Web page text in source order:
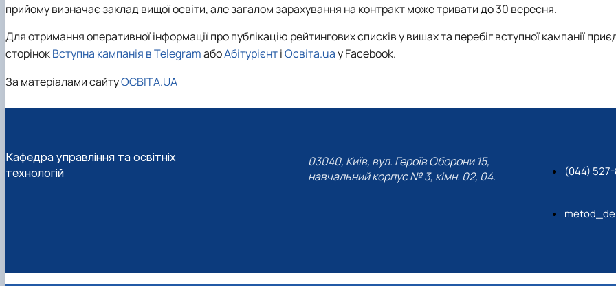
прийому визначає заклад вищої освіти, але загалом зарахування на контракт може тривати до 30 вересня.
Для отримання оперативної інформації про публікацію рейтингових списків у вишах та перебіг вступної кампанії
сторінокВступна кампанія в TelegramабоАбітурієнтіОсвіта.uaу Facebook.
За матеріалами сайтуОСВІТА.UA
Кафедра управління та освітніх
технологій
03040, Київ, вул. Героїв Оборони 15,
навчальний корпус № 3, кімн. 02, 04.
(044)